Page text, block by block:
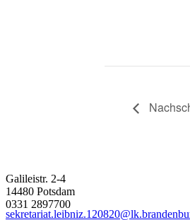
Galileistr. 2-4
14480 Potsdam
0331 2897700